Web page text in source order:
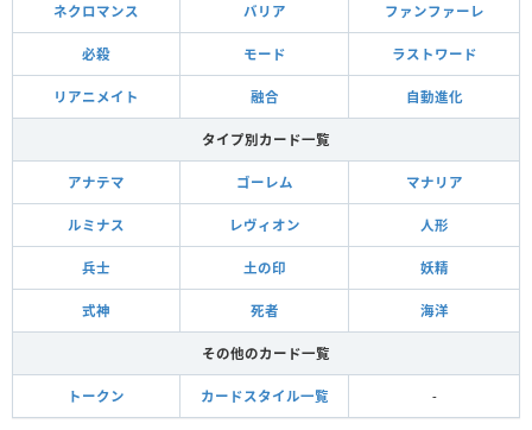
ネクロマンス バリア ファンファーレ
必殺 モード ラストワード
リアニメイト 融合 自動進化
タイプ別カード一覧
アナテマ ゴーレム マナリア
ルミナス レヴィオン 人形
兵士 土の印 妖精
式神 死者 海洋
その他のカード一覧
トークン カードスタイル一覧 -